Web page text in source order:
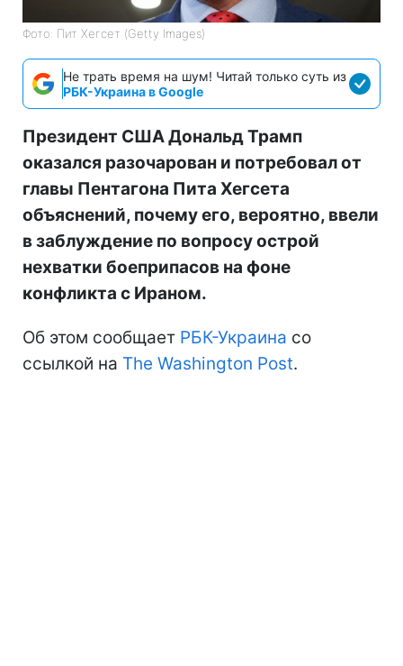
Фото: Пит Хегсет (Getty Images)
Не трать время на шум! Читай только суть из
РБК-Украина в Google
Президент США Дональд Трамп
оказался разочарован и потребовал от
главы Пентагона Пита Хегсета
объяснений, почему его, вероятно, ввели
в заблуждение по вопросу острой
нехватки боеприпасов на фоне
конфликта с Ираном.
Об этом сообщает РБК-Украина со
ссылкой на The Washington Post.